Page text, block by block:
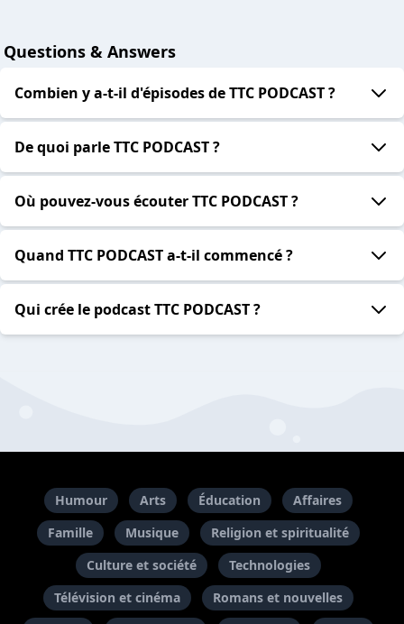
Questions & Answers
Combien y a-t-il d'épisodes de TTC PODCAST ?
De quoi parle TTC PODCAST ?
Où pouvez-vous écouter TTC PODCAST ?
Quand TTC PODCAST a-t-il commencé ?
Qui crée le podcast TTC PODCAST ?
Humour Arts Éducation
Affaires
Famille
Musique
Religion et spiritualité
Culture et société
Technologies
Télévision et cinéma
Romans et nouvelles